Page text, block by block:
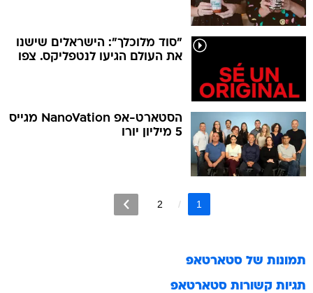
"סוד מלוכלך": הישראלים שישנו
את העולם הגיעו לנטפליקס. צפו
הסטארט-אפ NanoVation מגייס
5 מיליון יורו
1
2
תמונות של סטארטאפ
תגיות קשורות סטארטאפ